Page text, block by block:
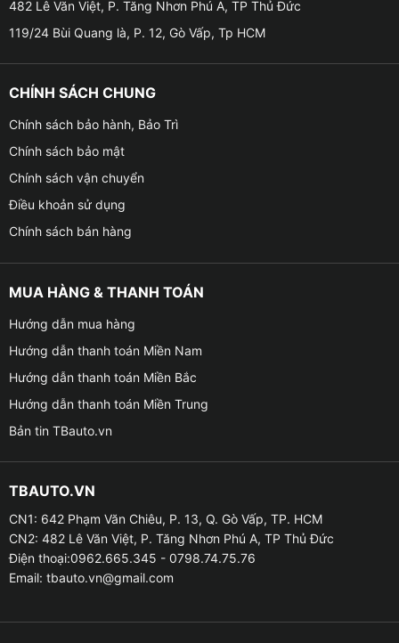
482 Lê Văn Việt, P. Tăng Nhơn Phú A, TP Thủ Đức
119/24 Bùi Quang là, P. 12, Gò Vấp, Tp HCM
CHÍNH SÁCH CHUNG
Chính sách bảo hành, Bảo Trì
Chính sách bảo mật
Chính sách vận chuyển
Điều khoản sử dụng
Chính sách bán hàng
MUA HÀNG & THANH TOÁN
Hướng dẫn mua hàng
Hướng dẫn thanh toán Miền Nam
Hướng dẫn thanh toán Miền Bắc
Hướng dẫn thanh toán Miền Trung
Bản tin TBauto.vn
TBAUTO.VN
CN1: 642 Phạm Văn Chiêu, P. 13, Q. Gò Vấp, TP. HCM
CN2: 482 Lê Văn Việt, P. Tăng Nhơn Phú A, TP Thủ Đức
Điện thoại:0962.665.345 - 0798.74.75.76
Email: tbauto.vn@gmail.com